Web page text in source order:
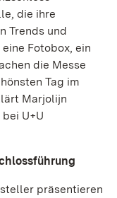
die ihre
Trends und
Fotobox, ein
die Messe
Tag im
Marjolijn
U+U
präsentieren